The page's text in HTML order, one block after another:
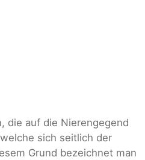
die auf die Nierengegend
sich seitlich der
Grund bezeichnet man